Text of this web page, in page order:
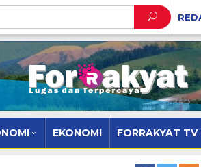
EKONOMI FORRAKYAT TV